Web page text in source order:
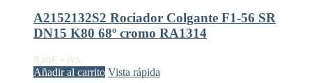
A2152132S2 Rociador Colgante F1-56 SR
DN15 K80 68º cromo RA1314
9,88€ + IVA
Añadir al carrito Vista rápida